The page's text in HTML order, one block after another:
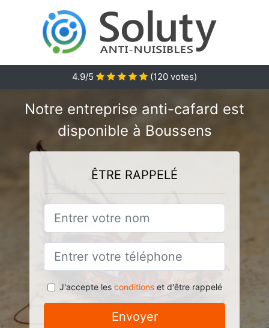
4.9/5 (120 votes)
Notre entreprise anti-cafard est
disponible à Boussens
ÊTRE RAPPELÉ
J'accepte les conditionset d'être rappelé
Envoyer